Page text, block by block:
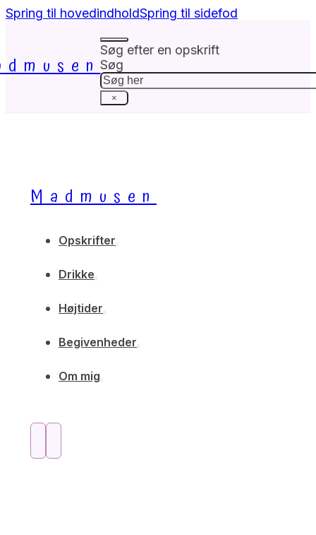
Spring til hovedindholdSpring til sidefod
Søg efter en opskrift
Søg
×
Madmusen
Opskrifter
Drikke
Højtider
Begivenheder
Om mig